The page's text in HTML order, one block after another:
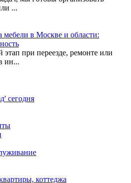
...
мебели в Москве и области:
при переезде, ремонте или
ин...
сегодня
коттеджа